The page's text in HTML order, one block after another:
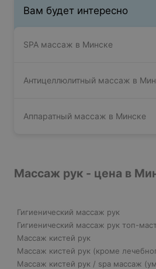
Вам будет интересно
SPA массаж в Минске
Антицеллюлитный массаж в
Аппаратный массаж в Минске
Массаж рук - цена в
Гигиенический массаж рук
Гигиенический массаж рук топ-
Массаж кистей рук
Массаж кистей рук (кроме
Массаж кистей рук / spa массаж